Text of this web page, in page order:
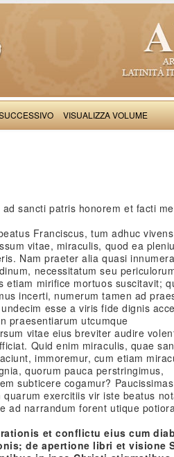
VISUALIZZA VOLUME
sancti patris honorem et facti
Franciscus, tum adhuc vivens
vitae, miraculis, quod ea
Nam praeter alia quasi
necessitatum seu
etiam mirifice mortuos suscitavit;
incerti, numerum tamen ad
esse a viris fide dignis
praesentiarum utcumque
vitae eius breviter audire
Quid enim miraculis, quae
immoremur, cum etiam
quorum pauca perstringimus,
subticere cogamur?
exercitiis vir iste beatus
ad narrandum forent utique
et conflictu eius cum
de apertione libri et visione